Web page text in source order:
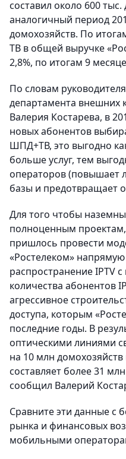
составил около 600 тыс.
аналогичный период
домохозяйств. По
ТВ в общей выручке
2,8%, по итогам 9
По словам
департамента внешних
Валерия Костарева, в
новых абонентов
ШПД+ТВ, это выгодно
больше услуг, тем
операторов (повышает
базы и предотвращает
Для того чтобы
полноценным
пришлось провести
«Ростелеком»
распространение IPTV
количества абонентов
агрессивное
доступа, которым
последние годы. В
оптическими линиями
на 10 млн
составляет более 31
сообщил Валерий
Сравните эти данные с
рынка и финансовых
мобильными